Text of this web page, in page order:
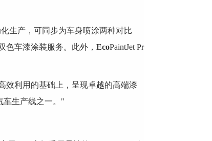
生产，可同步为车身喷涂两种对比
车漆涂装服务。此外， EcoPaintJet Pr
效利用的基础上，呈现卓越的高端漆
车生产线之一。"